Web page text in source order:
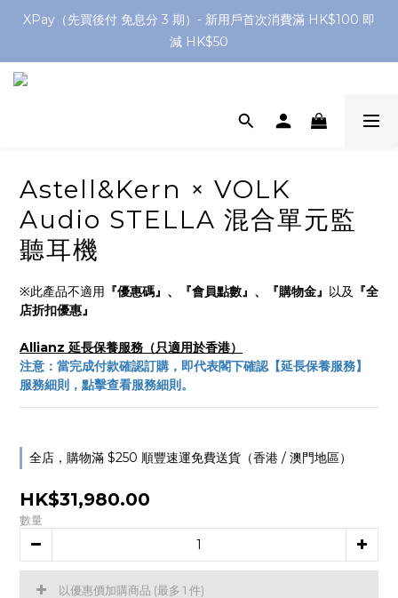
網店購滿 $250 香港/澳門地區 免費送貨
XPay（先買後付 免息分 3 期）- 新用戶首次消費滿 HK$100 即
減 HK$50
Astell&Kern × VOLK
Audio STELLA 混合單元監
聽耳機
※此產品不適用 『優惠碼』、『會員點數』、『購物金』 以及 『全
店折扣優惠』
Allianz 延長保養服務（只適用於香港）
注意：當完成付款確認訂購，即代表閣下確認【延長保養服務】
服務細則，點擊查看服務細則。
全店，購物滿 $250 順豐速運免費送貨（香港 / 澳門地區）
HK$31,980.00
數量
以優惠價加購商品 (最多 1 件)